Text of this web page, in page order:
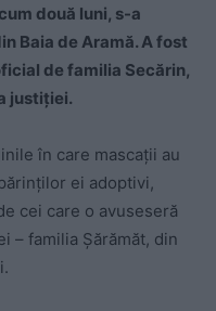
două luni, s-a
Baia de Aramă. A fost
de familia Secărin,
justiţiei.
în care mascaţii au
ei adoptivi,
cei care o avuseseră
– familia Şărămăt, din